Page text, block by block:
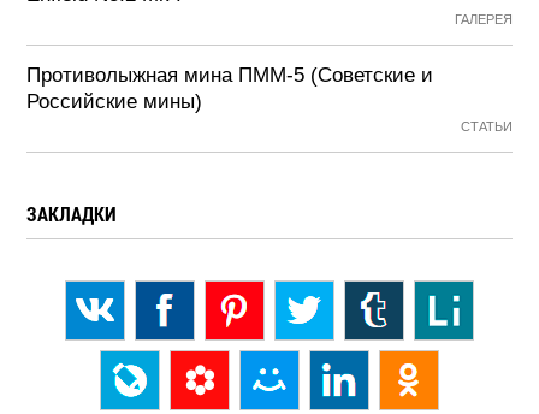
ГАЛЕРЕЯ
Противолыжная мина ПММ-5 (Советские и
Российские мины)
СТАТЬИ
ЗАКЛАДКИ